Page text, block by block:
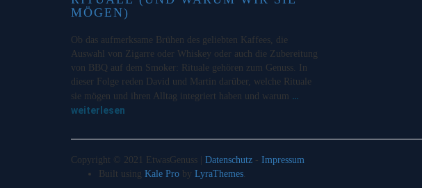
MÖGEN)
Ob das aufmerksame Brühen des geliebten Kaffees, die
Auswahl von Zigarre oder Whiskey oder auch die Zubereitung
von BBQ auf dem Smoker: Rituale gehören zum Genuss. In
dieser Folge reden David und Martin darüber, welche Rituale
sie mögen und ihren Alltag integriert haben und warum …
weiterlesen
Copyright © 2021 EtwasGenuss | Datenschutz - Impressum
Built using Kale Pro by LyraThemes